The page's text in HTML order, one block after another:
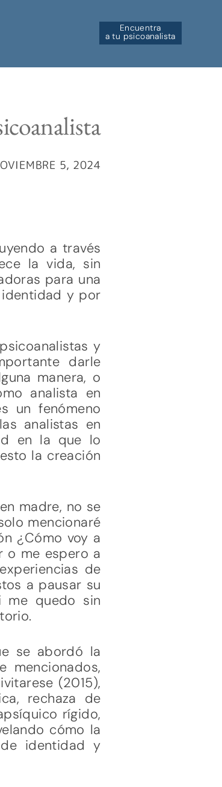
Encuentra
a tu psicoanalista
5, 2024
a través
la vida, sin
para una
y por
y
darle
manera, o
analista en
un fenómeno
analistas en
en la que lo
la creación
madre, no se
mencionaré
¿Cómo voy a
o me espero a
de
a pausar su
me quedo sin
se abordó la
mencionados,
(2015),
rechaza de
rígido,
cómo la
identidad y